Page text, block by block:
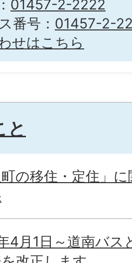
01457-2-2222
番号： 01457-2-
せはこちら
と
町の移住・定住」
4月1日～道南バス